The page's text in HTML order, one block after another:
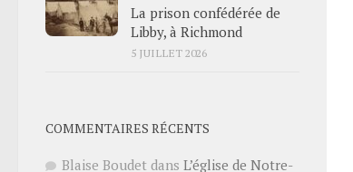
La prison confédérée de
Libby, à Richmond
5 JUILLET 2026
COMMENTAIRES RÉCENTS
Blaise Boudet dans L’église de Notre-